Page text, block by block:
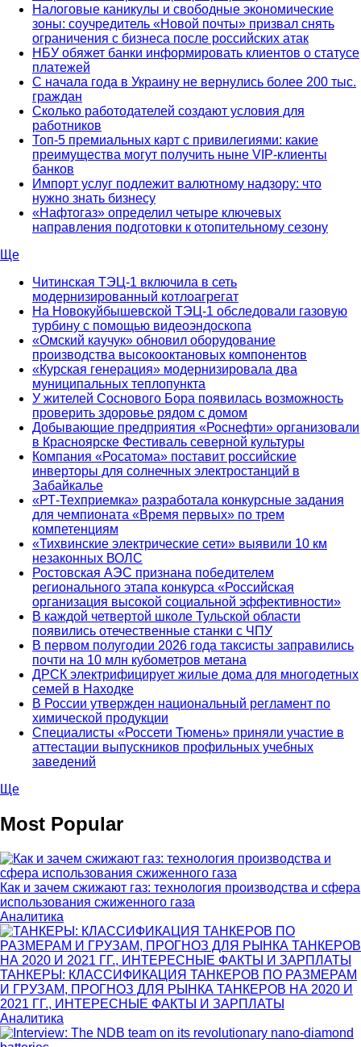
Налоговые каникулы и свободные экономические
зоны: соучредитель «Новой почты» призвал снять
ограничения с бизнеса после российских атак
НБУ обяжет банки информировать клиентов о статусе
платежей
С начала года в Украину не вернулись более 200 тыс.
граждан
Сколько работодателей создают условия для
работников
Топ-5 премиальных карт с привилегиями: какие
преимущества могут получить ныне VIP-клиенты
банков
Импорт услуг подлежит валютному надзору: что
нужно знать бизнесу
«Нафтогаз» определил четыре ключевых
направления подготовки к отопительному сезону
Ще
Читинская ТЭЦ-1 включила в сеть
модернизированный котлоагрегат
На Новокуйбышевской ТЭЦ-1 обследовали газовую
турбину с помощью видеоэндоскопа
«Омский каучук» обновил оборудование
производства высокооктановых компонентов
«Курская генерация» модернизировала два
муниципальных теплопункта
У жителей Соснового Бора появилась возможность
проверить здоровье рядом с домом
Добывающие предприятия «Роснефти» организовали
в Красноярске Фестиваль северной культуры
Компания «Росатома» поставит российские
инверторы для солнечных электростанций в
Забайкалье
«РТ-Техприемка» разработала конкурсные задания
для чемпионата «Время первых» по трем
компетенциям
«Тихвинские электрические сети» выявили 10 км
незаконных ВОЛС
Ростовская АЭС признана победителем
регионального этапа конкурса «Российская
организация высокой социальной эффективности»
В каждой четвертой школе Тульской области
появились отечественные станки с ЧПУ
В первом полугодии 2026 года таксисты заправились
почти на 10 млн кубометров метана
ДРСК электрифицирует жилые дома для многодетных
семей в Находке
В России утвержден национальный регламент по
химической продукции
Специалисты «Россети Тюмень» приняли участие в
аттестации выпускников профильных учебных
заведений
Ще
Most Popular
Как и зачем сжижают газ: технология производства и сфера
использования сжиженного газа
Аналитика
ТАНКЕРЫ: КЛАССИФИКАЦИЯ ТАНКЕРОВ ПО РАЗМЕРАМ
И ГРУЗАМ, ПРОГНОЗ ДЛЯ РЫНКА ТАНКЕРОВ НА 2020 И
2021 ГГ., ИНТЕРЕСНЫЕ ФАКТЫ И ЗАРПЛАТЫ
Аналитика